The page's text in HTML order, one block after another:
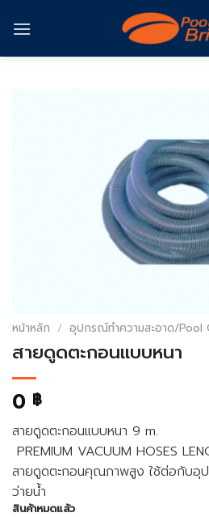
หน้าหลัก / อุปกรณ์ทำความสะอาด/Pool
สายดูดตะกอนแบบหนา
0 ฿
สายดูดตะกอนแบบหนา 9 m.
PREMIUM VACUUM HOSES
สายดูดตะกอนคุณภาพสูง ใช้ต่อกับอุ
ว่ายน้ำ
สินค้าหมดแล้ว